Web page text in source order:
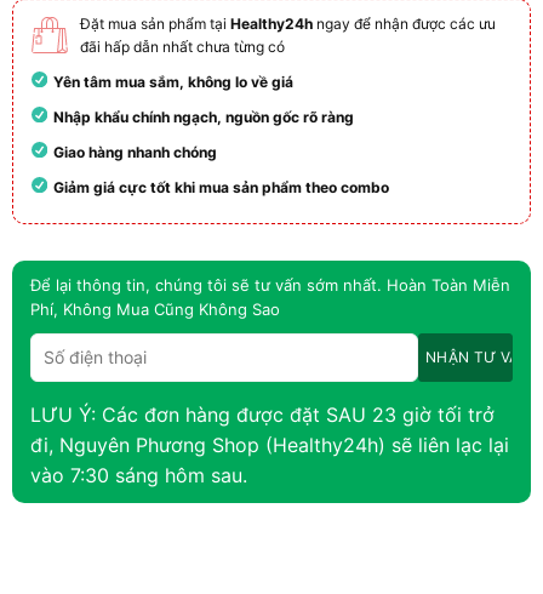
Đặt mua sản phẩm tại Healthy24hngay để nhận được các ưu
đãi hấp dẫn nhất chưa từng có
Yên tâm mua sắm, không lo về giá
Nhập khẩu chính ngạch, nguồn gốc rõ ràng
Giao hàng nhanh chóng
Giảm giá cực tốt khi mua sản phẩm theo combo
Để lại thông tin, chúng tôi sẽ tư vấn sớm nhất. Hoàn Toàn Miễn
Phí, Không Mua Cũng Không Sao
LƯU Ý: Các đơn hàng được đặt SAU 23 giờ tối trở
đi, Nguyên Phương Shop (Healthy24h) sẽ liên lạc lại
vào 7:30 sáng hôm sau.